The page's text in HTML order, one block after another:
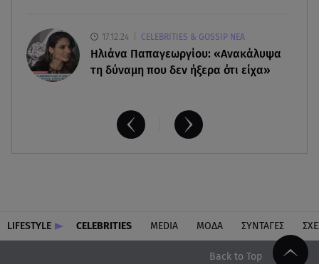
17.12.24 CELEBRITIES & GOSSIP ΝΕΑ
Ηλιάνα Παπαγεωργίου: «Ανακάλυψα
τη δύναμη που δεν ήξερα ότι είχα»
LIFESTYLE CELEBRITIES MEDIA ΜΟΔΑ ΣΥΝΤΑΓΕΣ
Back to Top